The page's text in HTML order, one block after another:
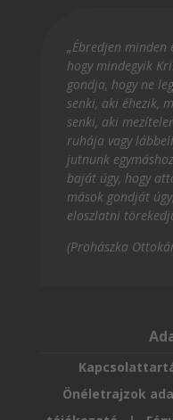
„Ébredjen
hogy mindegyik
gondja, hogy ne
senki, aki éhezik,
senki, aki
ruhája vagy
jutnunk
baját úgy, hogy
mások gondját
eloszlatni
(Prohászka
Önéletrajzok